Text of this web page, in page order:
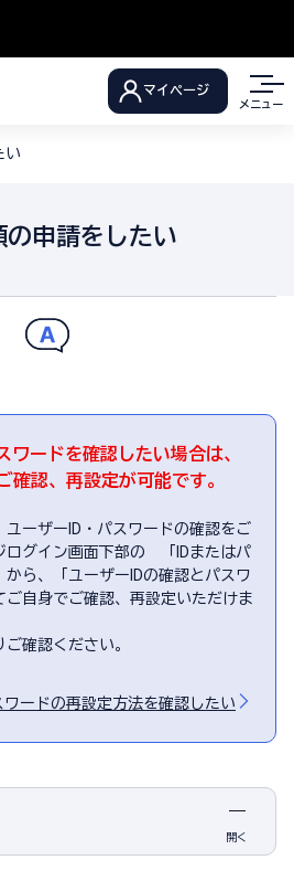
マイページ
メニュー
い
の申請をしたい
ワードを確認したい場合は、
確認、再設定が可能です。
ユーザーID・パスワードの確認をご
ログイン画面下部の 「IDまたはパ
ら、「ユーザーIDの確認とパスワ
ご自身でご確認、再設定いただけま
確認ください。
ードの再設定方法を確認したい
開く